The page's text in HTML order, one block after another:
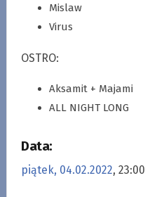
Mislaw
Virus
OSTRO:
Aksamit + Majami
ALL NIGHT LONG
Data:
piątek, 04.02.2022, 23:00